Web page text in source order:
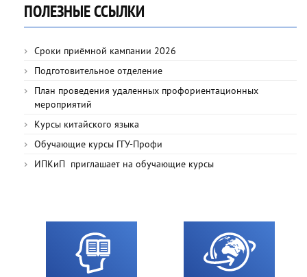
ПОЛЕЗНЫЕ ССЫЛКИ
Сроки приёмной кампании 2026
Подготовительное отделение
План проведения удаленных профориентационных
мероприятий
Курсы китайского языка
Обучающие курсы ГГУ-Профи
ИПКиП приглашает на обучающие курсы